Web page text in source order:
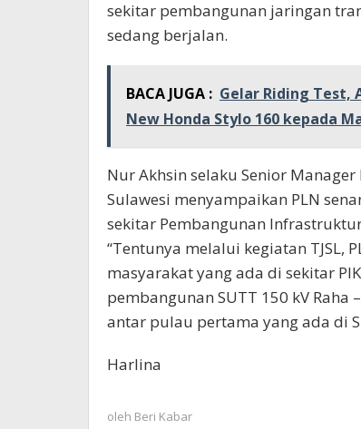
sekitar pembangunan jaringan
sedang berjalan.
BACA JUGA : Gelar Riding Test,
New Honda Stylo 160 kepada
Nur Akhsin selaku Senior
Sulawesi menyampaikan PLN
sekitar Pembangunan Infrastruktur
“Tentunya melalui kegiatan TJSL,
masyarakat yang ada di sekitar
pembangunan SUTT 150 kV
antar pulau pertama yang ada di
Harlina
oleh Beri Kabar